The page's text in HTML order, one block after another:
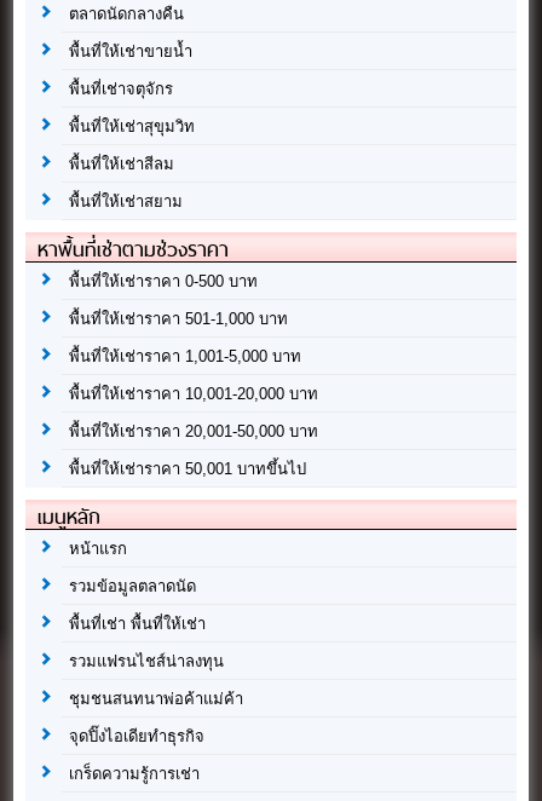
ตลาดนัดกลางคืน
พื้นที่ให้เช่าขายน้ำ
พื้นที่เช่าจตุจักร
พื้นที่ให้เช่าสุขุมวิท
พื้นที่ให้เช่าสีลม
พื้นที่ให้เช่าสยาม
หาพื้นที่เช่าตามช่วงราคา
พื้นที่ให้เช่าราคา 0-500 บาท
พื้นที่ให้เช่าราคา 501-1,000 บาท
พื้นที่ให้เช่าราคา 1,001-5,000 บาท
พื้นที่ให้เช่าราคา 10,001-20,000 บาท
พื้นที่ให้เช่าราคา 20,001-50,000 บาท
พื้นที่ให้เช่าราคา 50,001 บาทขึ้นไป
เมนูหลัก
หน้าแรก
รวมข้อมูลตลาดนัด
พื้นที่เช่า พื้นที่ให้เช่า
รวมแฟรนไชส์น่าลงทุน
ชุมชนสนทนาพ่อค้าแม่ค้า
จุดปิ๊งไอเดียทำธุรกิจ
เกร็ดความรู้การเช่า